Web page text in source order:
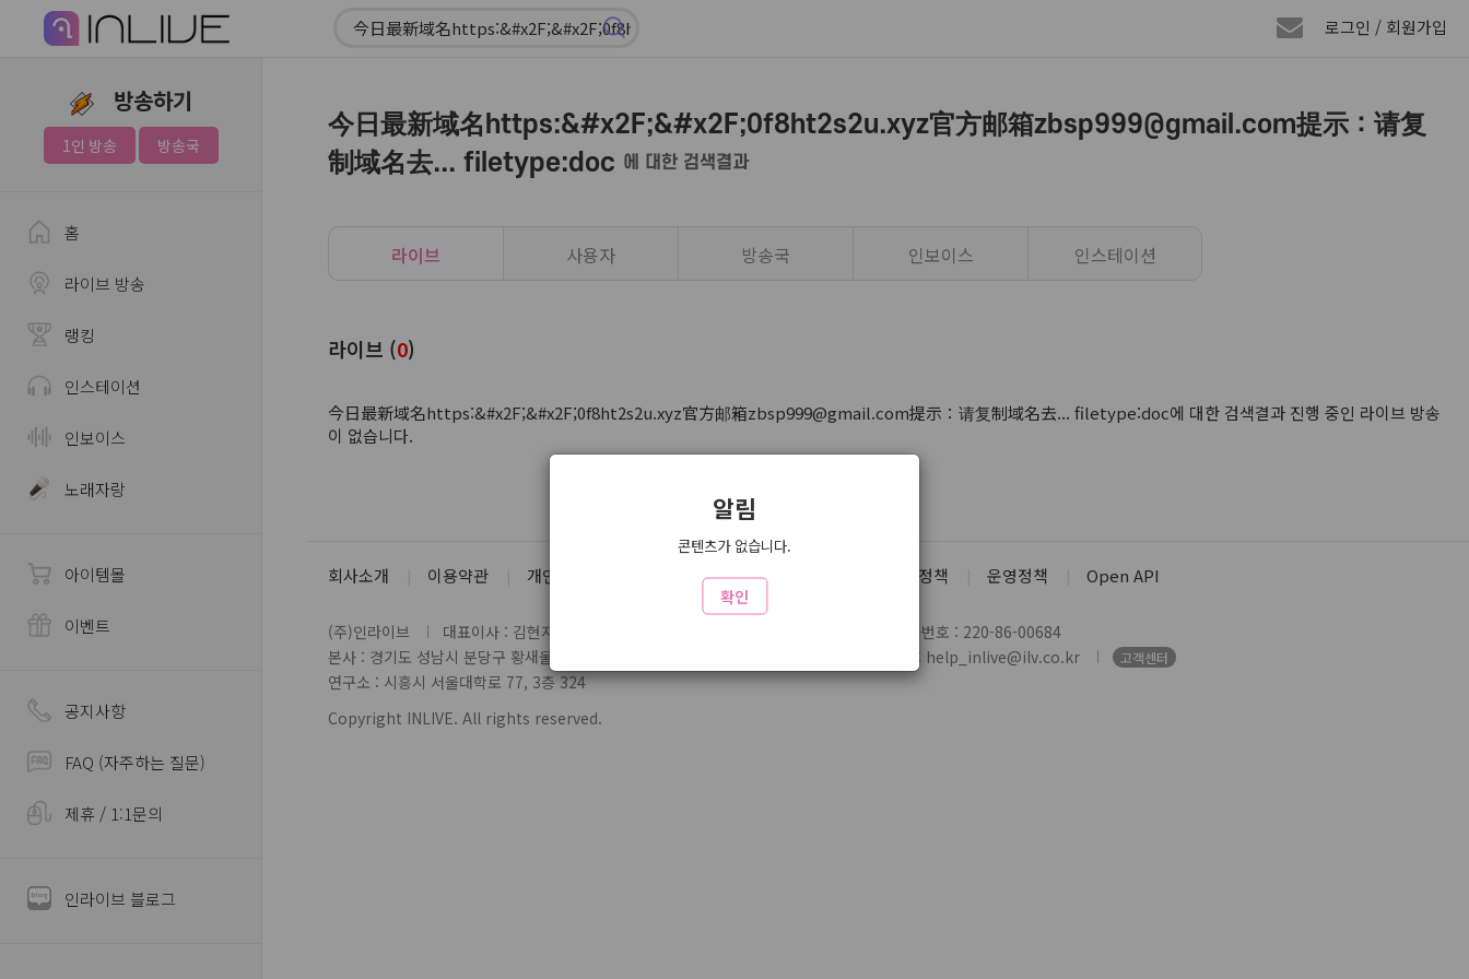
알림
콘텐츠가 없습니다.
확인
로그인 / 회원가입
방송하기
1인 방송 방송국
홈
라이브 방송
랭킹
인스테이션
인보이스
노래자랑
아이템몰
이벤트
공지사항
FAQ (자주하는 질문)
제휴 / 1:1문의
인라이브 블로그
今日最新域名https:&#x2F;&#x2F;0f8ht2s2u.xyz官方邮箱zbsp999@gmail.com提示：请复
制域名去... filetype:doc 에 대한 검색결과
라이브 사용자 방송국 인보이스 인스테이션
라이브 (0)
今日最新域名https:&#x2F;&#x2F;0f8ht2s2u.xyz官方邮箱zbsp999@gmail.com提示：请复制域名去... filetype:doc에 대한 검색결과 진행 중인 라이브 방송
이 없습니다.
회사소개 이용약관 개인정보처리방침 유료서비스 약관 청소년 보호정책 운영정책 Open API
(주)인라이브 대표이사 : 김현지
사업자번호 : 220-86-00684
본사 : 경기도 성남시 분당구 황새울로359번길 7 3층
제휴/문의 : help_inlive@ilv.co.kr 고객센터
연구소 : 시흥시 서울대학로 77, 3층 324
Copyright INLIVE. All rights reserved.